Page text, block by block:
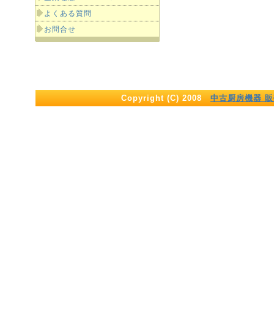
よくある質問
お問合せ
Copyright (C) 2008 中古厨房機器